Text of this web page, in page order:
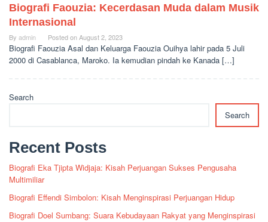
Biografi Faouzia: Kecerdasan Muda dalam Musik
Internasional
By admin Posted onAugust 2, 2023
Biografi Faouzia Asal dan Keluarga Faouzia Ouihya lahir pada 5 Juli
2000 di Casablanca, Maroko. Ia kemudian pindah ke Kanada […]
Search
Search
Recent Posts
Biografi Eka Tjipta Widjaja: Kisah Perjuangan Sukses Pengusaha
Multimiliar
Biografi Effendi Simbolon: Kisah Menginspirasi Perjuangan Hidup
Biografi Doel Sumbang: Suara Kebudayaan Rakyat yang Menginspirasi